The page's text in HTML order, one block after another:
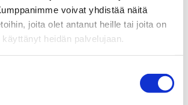
voivat yhdistää näitä
joita olet antanut heille tai joita on
heidän palvelujaan.
0,00€